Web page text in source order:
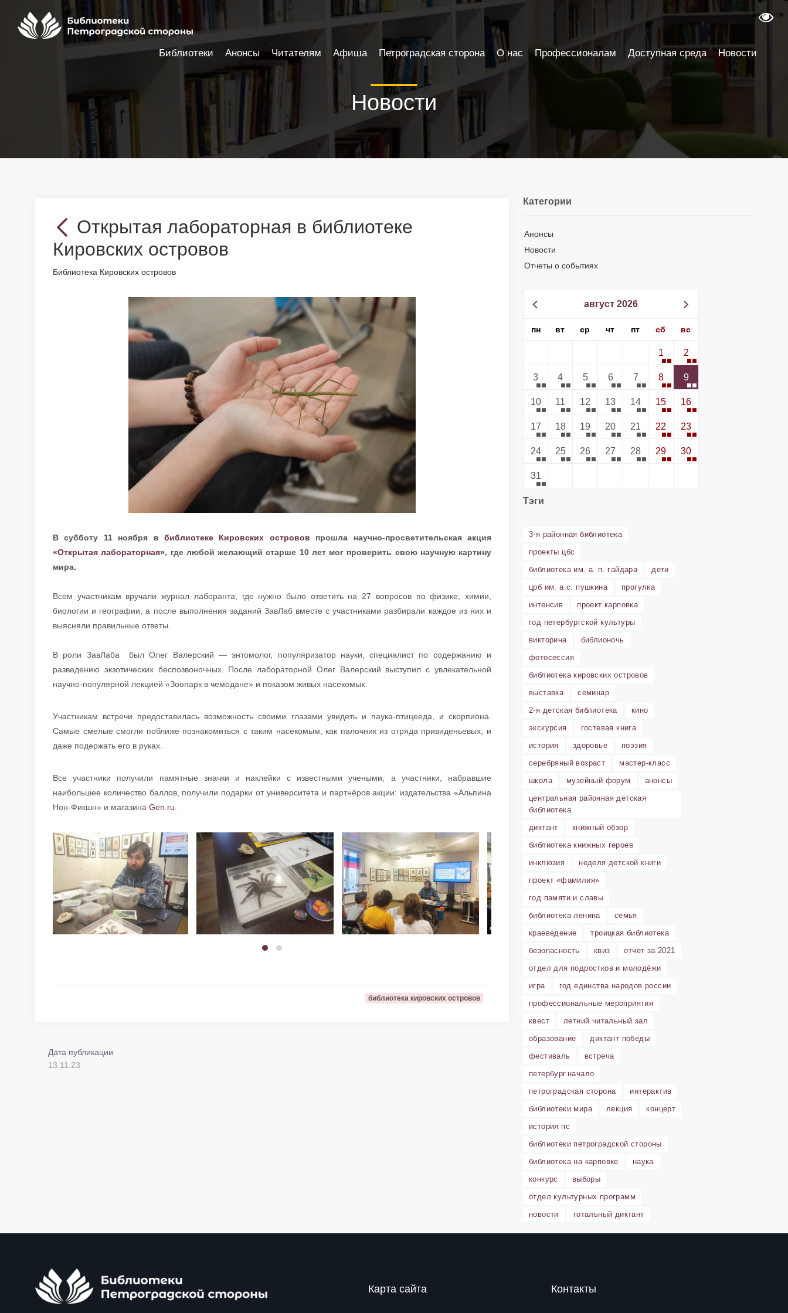
Новости
Открытая лабораторная в библиотеке
Кировских островов
Библиотека Кировских островов
В субботу 11 ноября в библиотеке Кировских островов прошла научно-просветительская акция
«Открытая лабораторная», где любой желающий старше 10 лет мог проверить свою научную картину
мира.
Всем участникам вручали журнал лаборанта, где нужно было ответить на 27 вопросов по физике, химии,
биологии и географии, а после выполнения заданий ЗавЛаб вместе с участниками разбирали каждое из них и
выясняли правильные ответы.
В роли ЗавЛаба был Олег Валерский — энтомолог, популяризатор науки, специалист по содержанию и
разведению экзотических беспозвоночных. После лабораторной Олег Валерский выступил с увлекательной
научно-популярной лекцией «Зоопарк в чемодане» и показом живых насекомых.
Участникам встречи предоставилась возможность своими глазами увидеть и паука-птицееда, и скорпиона.
Самые смелые смогли поближе познакомиться с таким насекомым, как палочник из отряда привиденьевых, и
даже подержать его в руках.
Все участники получили памятные значки и наклейки с известными учеными, а участники, набравшие
наибольшее количество баллов, получили подарки от университета и партнёров акции: издательства «Альпина
Нон-Фикшн» и магазина Gen.ru
библиотека кировских островов
Дата публикации
13.11.23
Категории
Анонсы
Новости
Отчеты о событиях
август 2026
пн вт ср чт пт сб вс
1 2
3 4 5 6 7 8 9
10 11 12 13 14 15 16
17 18 19 20 21 22 23
24 25 26 27 28 29 30
31
Тэги
3-я районная библиотека
проекты цбс
библиотека им. а. п. гайдара
дети
црб им. а.с. пушкина
прогулка
интенсив
проект карповка
год петербургской культуры
викторина
библионочь
фотосессия
библиотека кировских островов
выставка
семинар
2-я детская библиотека
кино
экскурсия
гостевая книга
история
здоровье
поэзия
серебряный возраст
мастер-класс
школа
музейный форум
анонсы
центральная районная детская
библиотека
диктант
книжный обзор
библиотека книжных героев
инклюзия
неделя детской книги
проект «фамилия»
год памяти и славы
библиотека ленина
семья
краеведение
троицкая библиотека
безопасность
квиз
отчет за 2021
отдел для подростков и молодёжи
игра
год единства народов россии
профессиональные мероприятия
квест
летний читальный зал
образование
диктант победы
фестиваль
встреча
петербург.начало
петроградская сторона
интерактив
библиотеки мира
лекция
концерт
история пс
библиотеки петроградской стороны
библиотека на карповке
наука
конкурс
выборы
отдел культурных программ
новости
тотальный диктант
Карта сайта Контакты
Библиотеки Анонсы Читателям Афиша Петроградская сторона О нас Профессионалам Доступная среда Новости
Настройки доступности